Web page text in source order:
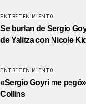
ENTRETENIMIENTO
Se burlan de Sergio
de Yalitza con Nicole
ENTRETENIMIENTO
«Sergio Goyri me
Collins